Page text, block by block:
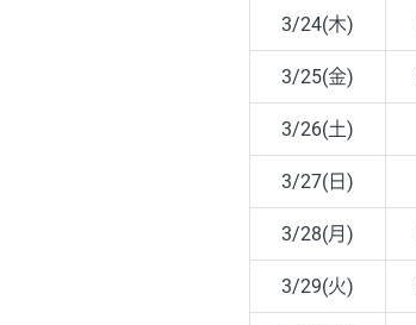
3/24(木)
3/25(金)
3/26(土)
3/27(日)
3/28(月)
3/29(火)